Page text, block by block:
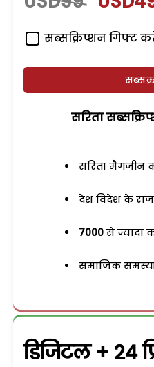
सब्सक्रिप्शन गिफ्ट
सरिता
सरिता मैगजीन
देश विदेश के
7000 से ज्यादा
समाजिक
डिजिटल + 24